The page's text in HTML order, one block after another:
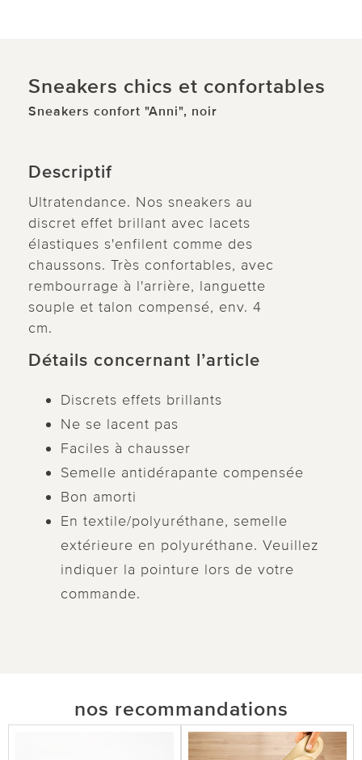
Sneakers chics et confortables
Sneakers confort "Anni", noir
Descriptif
Ultratendance. Nos sneakers au
discret effet brillant avec lacets
élastiques s'enfilent comme des
chaussons. Très confortables, avec
rembourrage à l'arrière, languette
souple et talon compensé, env. 4
cm.
Détails concernant l’article
Discrets effets brillants
Ne se lacent pas
Faciles à chausser
Semelle antidérapante compensée
Bon amorti
En textile/polyuréthane, semelle
extérieure en polyuréthane. Veuillez
indiquer la pointure lors de votre
commande.
nos recommandations